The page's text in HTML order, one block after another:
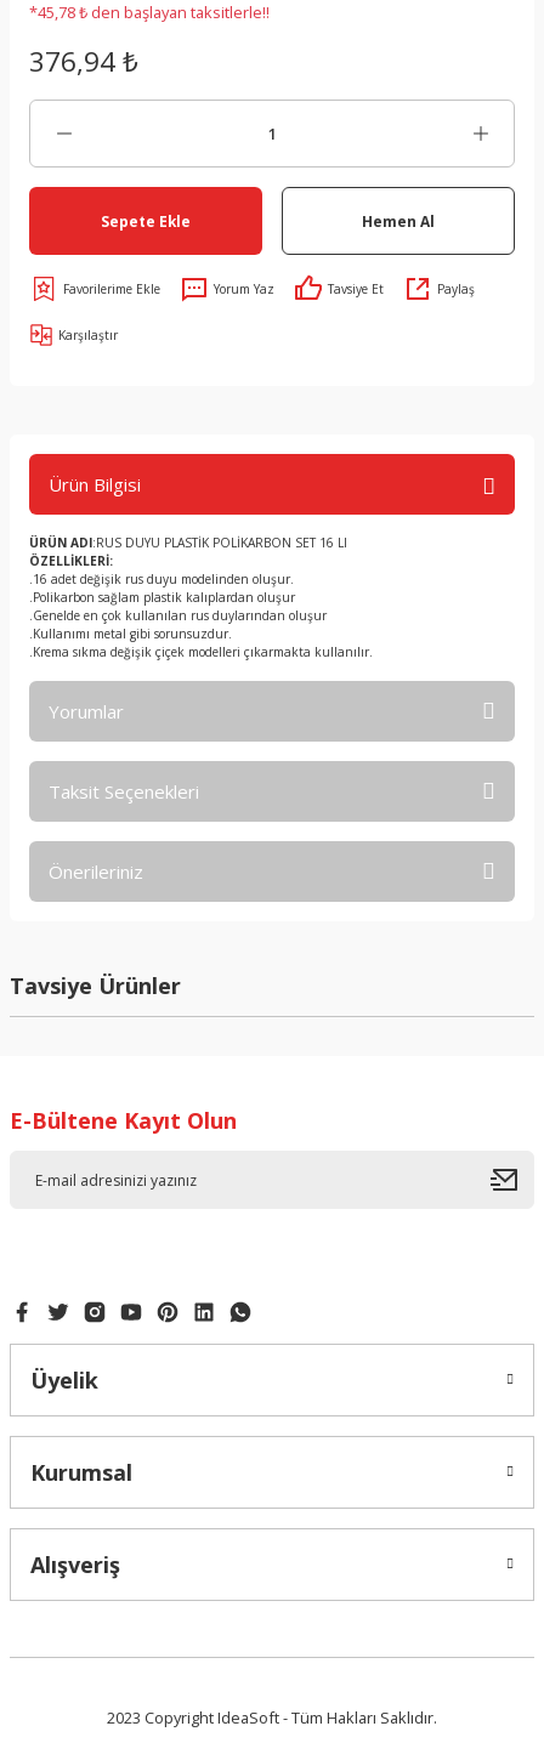
*45,78 ₺ den başlayan taksitlerle!!
376,94 ₺
Sepete Ekle Hemen Al
Yorum Yaz Tavsiye Et Paylaş
Karşılaştır
Ürün Bilgisi
ÜRÜN ADI:RUS DUYU PLASTİK POLİKARBON SET 16 LI
ÖZELLİKLERİ:
.16 adet değişik rus duyu modelinden oluşur.
.Polikarbon sağlam plastik kalıplardan oluşur
.Genelde en çok kullanılan rus duylarından oluşur
.Kullanımı metal gibi sorunsuzdur.
.Krema sıkma değişik çiçek modelleri çıkarmakta kullanılır.
Yorumlar
Taksit Seçenekleri
Önerileriniz
kullanarak tarafımıza iletebilirsiniz.
Görüş ve önerileriniz için teşekkür ederiz.
Ürün bilgilerinde hatalar bulunuyor.
Tavsiye Ürünler
270,00 ₺
E-Bültene Kayıt Olun
Üyelik
Kurumsal
Alışveriş
2023 Copyright IdeaSoft - Tüm Hakları Saklıdır.